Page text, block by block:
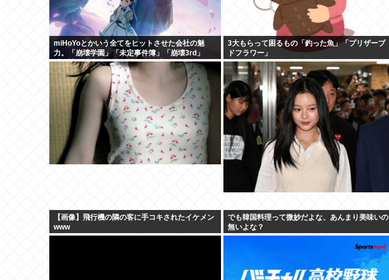
miHoYoとかいう全てをヒットさせた会社の魅
力。「崩壊学園」「未定事件簿」「崩壊3rd」
「原神」「崩壊スターレイル」「ゼンゼロ」
3大もらって困るもの「釣った魚」「プリザーブ
ドフラワー」
【画像】飛行機の隣の客に手コキされたイケメン
www
でも韓国料理って微妙だよな、あんまり美味いの
無いよな？